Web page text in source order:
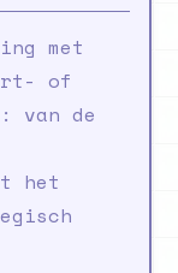
met
of
van de
het